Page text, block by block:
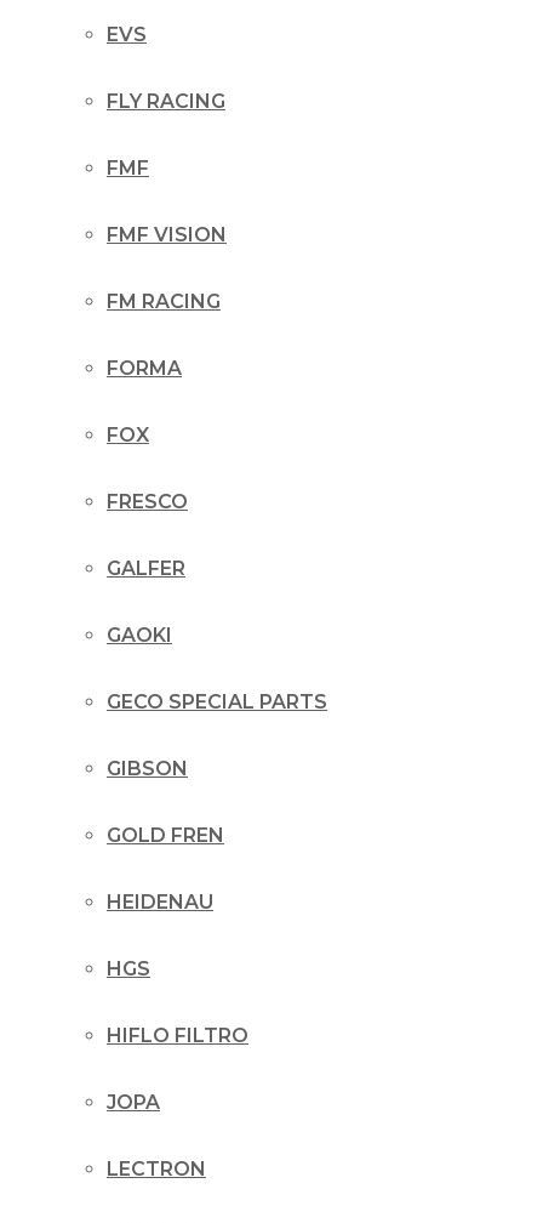
EVS
FLY RACING
FMF
FMF VISION
FM RACING
FORMA
FOX
FRESCO
GALFER
GAOKI
GECO SPECIAL PARTS
GIBSON
GOLD FREN
HEIDENAU
HGS
HIFLO FILTRO
JOPA
LECTRON